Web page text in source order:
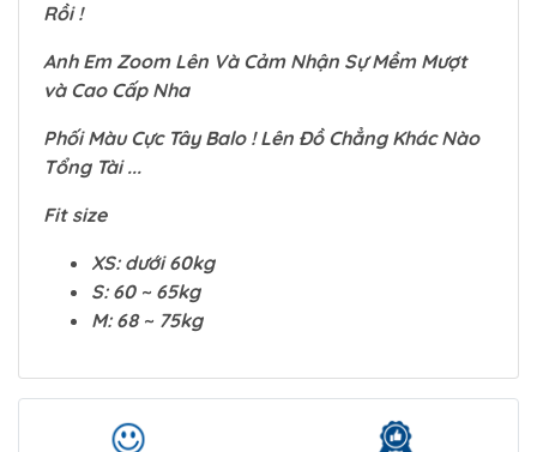
Rồi !
Anh Em Zoom Lên Và Cảm Nhận Sự Mềm Mượt
và Cao Cấp Nha
Phối Màu Cực Tây Balo ! Lên Đồ Chẳng Khác Nào
Tổng Tài ...
Fit size
XS: dưới 60kg
S: 60 ~ 65kg
M: 68 ~ 75kg